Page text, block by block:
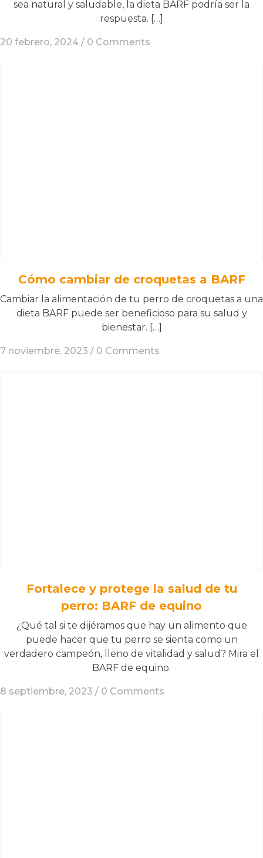
sea natural y saludable, la dieta BARF podría ser la
respuesta. […]
20 febrero, 2024 / 0 Comments
Cómo cambiar de croquetas a BARF
Cambiar la alimentación de tu perro de croquetas a una
dieta BARF puede ser beneficioso para su salud y
bienestar. […]
7 noviembre, 2023 / 0 Comments
Fortalece y protege la salud de tu
perro: BARF de equino
¿Qué tal si te dijéramos que hay un alimento que
puede hacer que tu perro se sienta como un
verdadero campeón, lleno de vitalidad y salud? Mira el
BARF de equino.
8 septiembre, 2023 / 0 Comments